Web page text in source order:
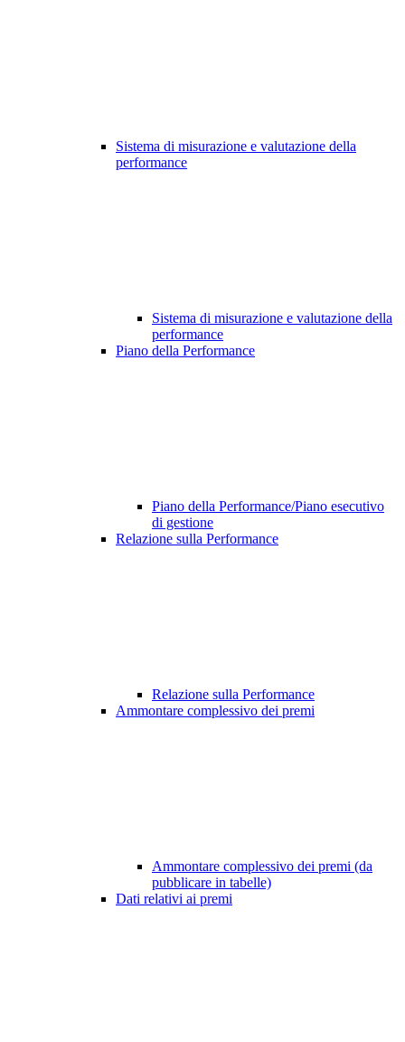
Sistema di misurazione e valutazione della
performance
Sistema di misurazione e valutazione della
performance
Piano della Performance
Piano della Performance/Piano esecutivo
di gestione
Relazione sulla Performance
Relazione sulla Performance
Ammontare complessivo dei premi
Ammontare complessivo dei premi (da
pubblicare in tabelle)
Dati relativi ai premi